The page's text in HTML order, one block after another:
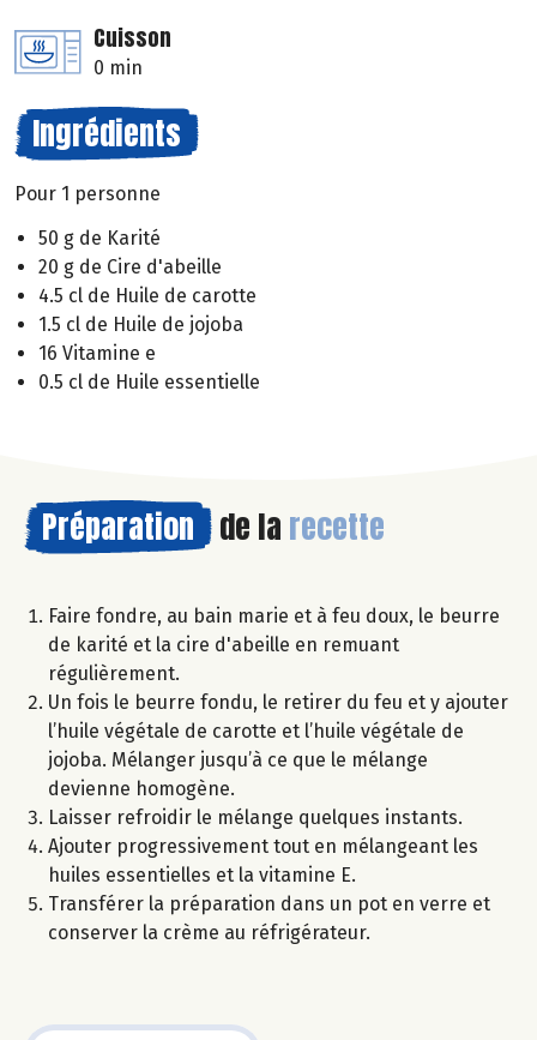
Cuisson
0 min
Ingrédients
Pour 1 personne
50 g de Karité
20 g de Cire d'abeille
4.5 cl de Huile de carotte
1.5 cl de Huile de jojoba
16 Vitamine e
0.5 cl de Huile essentielle
Préparation de la recette
Faire fondre, au bain marie et à feu doux, le beurre
de karité et la cire d'abeille en remuant
régulièrement.
Un fois le beurre fondu, le retirer du feu et y ajouter
l’huile végétale de carotte et l’huile végétale de
jojoba. Mélanger jusqu’à ce que le mélange
devienne homogène.
Laisser refroidir le mélange quelques instants.
Ajouter progressivement tout en mélangeant les
huiles essentielles et la vitamine E.
Transférer la préparation dans un pot en verre et
conserver la crème au réfrigérateur.